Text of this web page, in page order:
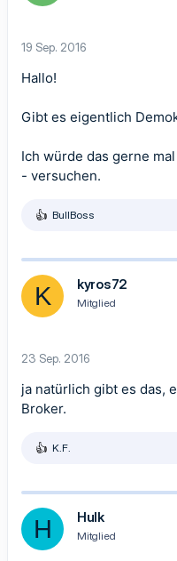
19 Sep. 2016
Hallo!
Gibt es eigentlich
Ich würde das gerne
- versuchen.
R
k
t
o
n
:
BullBoss
K kyros72
Mitglied
23 Sep. 2016
ja natürlich gibt es das,
Broker.
R
k
t
i
o
n
K.F.
H Hulk
Mitglied